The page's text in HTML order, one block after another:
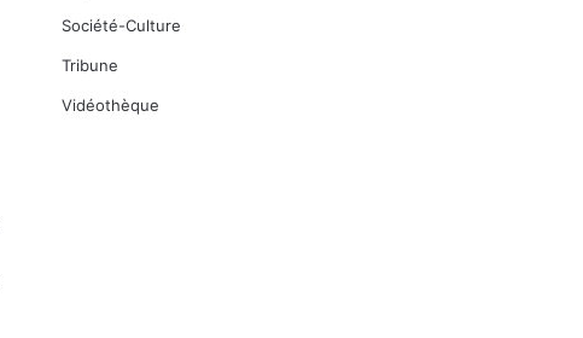
Société-Culture
Tribune
Vidéothèque